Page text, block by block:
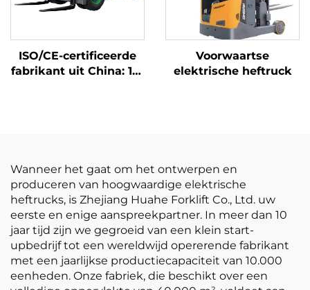
ISO/CE-certificeerde
fabrikant uit China: 10-
Voorwaartse
elektrische heftruck
Wanneer het gaat om het ontwerpen en
produceren van hoogwaardige elektrische
heftrucks, is Zhejiang Huahe Forklift Co., Ltd. uw
eerste en enige aanspreekpartner. In meer dan 10
jaar tijd zijn we gegroeid van een klein start-
upbedrijf tot een wereldwijd opererende fabrikant
met een jaarlijkse productiecapaciteit van 10.000
eenheden. Onze fabriek, die beschikt over een